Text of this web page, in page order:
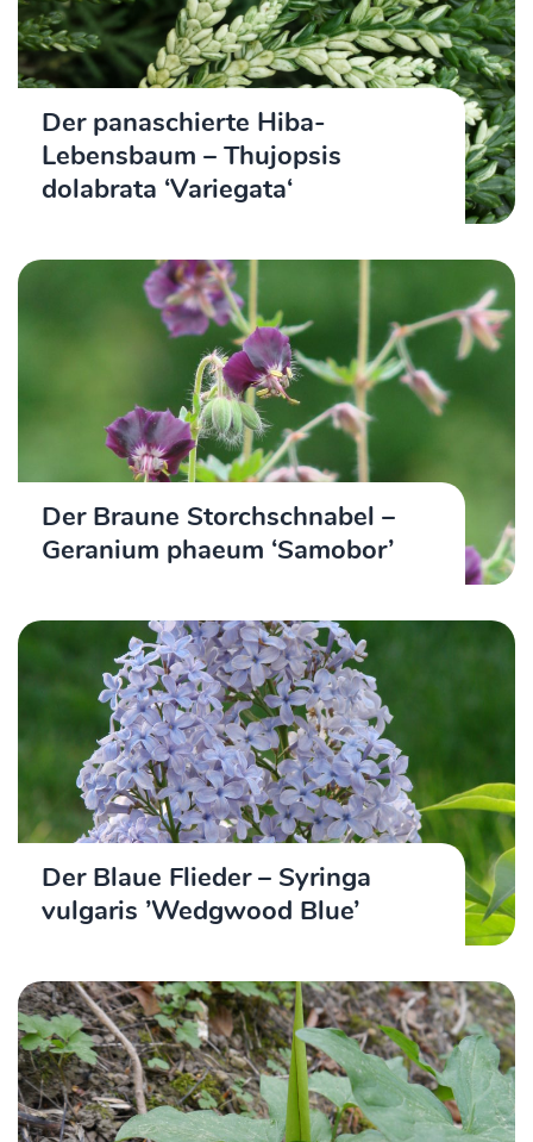
Der panaschierte Hiba-
Lebensbaum – Thujopsis
dolabrata ‘Variegata‘
Der Braune Storchschnabel –
Geranium phaeum ‘Samobor’
Der Blaue Flieder – Syringa
vulgaris ’Wedgwood Blue’